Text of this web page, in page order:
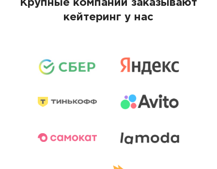
Крупные компании заказывают
кейтеринг у нас